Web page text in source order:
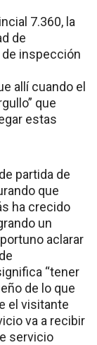
7.360, la
de
inspección
allí cuando el
que
estas
partida de
que
ha crecido
un
aclarar
“tener
de lo que
el visitante
va a recibir
servicio